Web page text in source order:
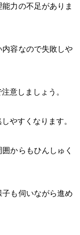
力の不足がありま
容なので失敗しや
意しましょう。
やすくなります。
からもひんしゅく
子も伺いながら進め